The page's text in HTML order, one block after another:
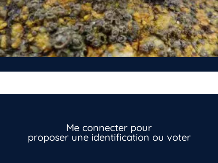
Me connecter pour
proposer une identification ou voter